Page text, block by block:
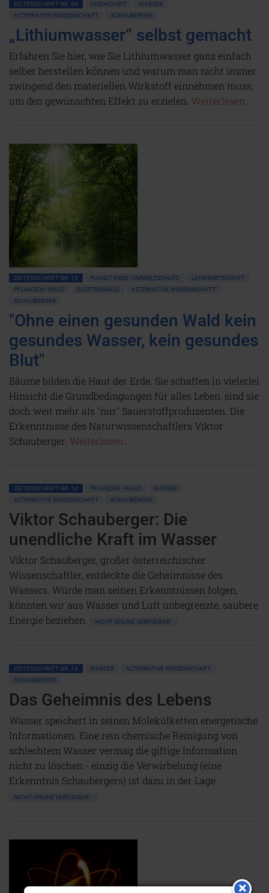
ZEITENSCHRIFT NR. 99 GESUNDHEIT
WASSER
ALTERNATIVE WISSENSCHAFT
SCHAUBERGER
„Lithiumwasser“ selbst gemacht
Erfahren Sie hier, wie Sie Lithiumwasser ganz einfach
selber herstellen können und warum man nicht immer
zwingend den materiellen Wirkstoff einnehmen muss,
um den gewünschten Effekt zu erzielen. Weiterlesen...
ZEITENSCHRIFT NR. 15 PLANET ERDE • UMWELTSCHUTZ
LANDWIRTSCHAFT
PFLANZEN • WALD
ELEKTROSMOG
ALTERNATIVE WISSENSCHAFT
SCHAUBERGER
"Ohne einen gesunden Wald kein
gesundes Wasser, kein gesundes
Blut"
Bäume bilden die Haut der Erde. Sie schaffen in vielerlei
Hinsicht die Grundbedingungen für alles Leben, sind sie
doch weit mehr als "nur" Sauerstoffproduzenten. Die
Erkenntnisse des Naturwissenschaftlers Viktor
Schauberger. Weiterlesen...
ZEITENSCHRIFT NR. 14 PFLANZEN • WALD
WASSER
ALTERNATIVE WISSENSCHAFT
SCHAUBERGER
Viktor Schauberger: Die
unendliche Kraft im Wasser
Viktor Schauberger, großer österreichischer
Wissenschaftler, entdeckte die Geheimnisse des
Wassers. Würde man seinen Erkenntnissen folgen,
könnten wir aus Wasser und Luft unbegrenzte, saubere
Energie beziehen.
NICHT ONLINE VERFÜGBAR
ZEITENSCHRIFT NR. 14 WASSER
ALTERNATIVE WISSENSCHAFT
SCHAUBERGER
Das Geheimnis des Lebens
Wasser speichert in seinen Molekülketten energetische
Informationen. Eine rein chemische Reinigung von
schlechtem Wasser vermag die giftige Information
nicht zu löschen - einzig die Verwirbelung (eine
Erkenntnis Schaubergers) ist dazu in der Lage.
NICHT ONLINE VERFÜGBAR